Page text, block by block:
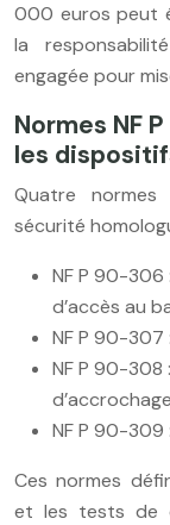
000 euros peut
la
engagée pour
Normes NF
les
Quatre normes
sécurité
NF P 90-
d’accès au
NF P 90-307
NF P 90-
d’accrochage
NF P 90-309
Ces normes
et les tests de